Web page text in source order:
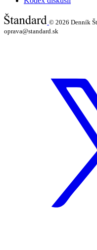
© 2026 Denník
oprava@standard.sk